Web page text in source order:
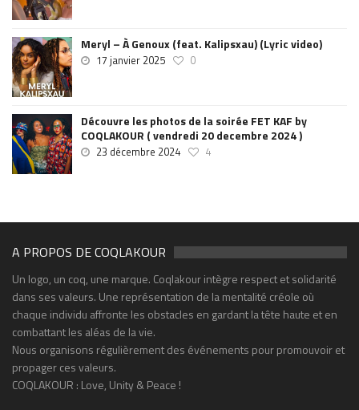
Meryl – À Genoux (feat. Kalipsxau) (Lyric video)
17 janvier 2025 0
Découvre les photos de la soirée FET KAF by
COQLAKOUR ( vendredi 20 decembre 2024 )
23 décembre 2024 4
A PROPOS DE COQLAKOUR
Un logo, un coq, une marque. Coqlakour intègre respect et solidarité
dans ses valeurs. Une représentation de la mentalité créole où
chaque individu affronte les obstacles en gardant la tête haute et en
combattant les aléas de la vie.
Nous organisons régulièrement des événements pour promouvoir et
propager ces valeurs.
COQLAKOUR : Love, Unity & Peace !